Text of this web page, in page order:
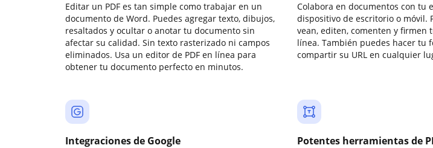
Editar un PDF es tan simple como trabajar en un
documento de Word. Puedes agregar texto, dibujos,
resaltados y ocultar o anotar tu documento sin
afectar su calidad. Sin texto rasterizado ni campos
eliminados. Usa un editor de PDF en línea para
obtener tu documento perfecto en minutos.
Colabora en documentos con tu
dispositivo de escritorio o móvil.
vean, editen, comenten y firmen
línea. También puedes hacer tu
compartir su URL en cualquier
Integraciones de Google
Potentes herramientas de